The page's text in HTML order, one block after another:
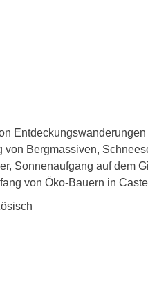
Bergmassiven,
Sonnenaufgang auf dem
von Öko-Bauern in